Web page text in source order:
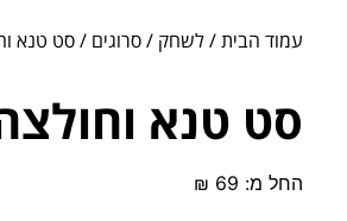
עמוד הבית/לשחק /סרוגים / סט טנא
סט טנא
החל מ: ₪ 69